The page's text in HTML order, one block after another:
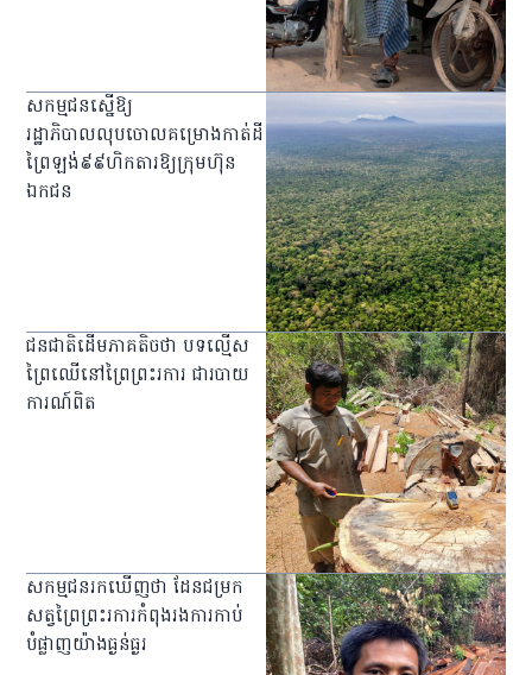
សកម្មជនស្នើឱ្យ
រដ្ឋាភិបាលលុបចោលគម្រោងកាត់ដី
ព្រៃឡង់៩៩ហិកតារឱ្យក្រុមហ៊ុន
ឯកជន
ជនជាតិដើមភាគតិចថា បទល្មើស
ព្រៃឈើនៅព្រៃព្រះរការ ជារបាយ
ការណ៍ពិត
សកម្មជនរកឃើញថា ដែនជម្រក
សត្វព្រៃព្រះរការកំពុងរងការកាប់
បំផ្លាញយ៉ាងធ្ងន់ធ្ងរ